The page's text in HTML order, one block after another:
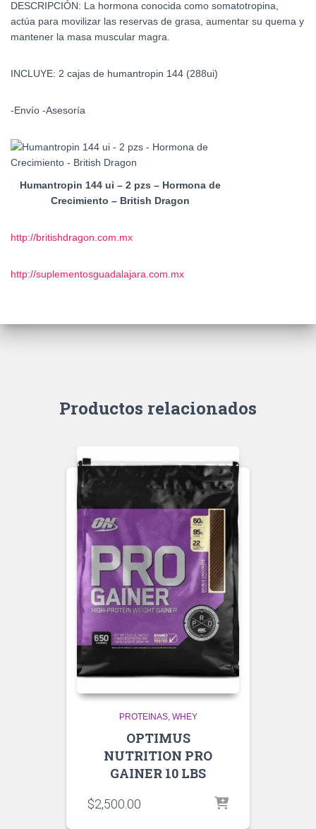
DESCRIPCIÓN: La hormona conocida como somatotropina,
actúa para movilizar las reservas de grasa, aumentar su quema y
mantener la masa muscular magra.
INCLUYE: 2 cajas de humantropin 144 (288ui)
-Envío -Asesoría
Humantropin 144 ui – 2 pzs – Hormona de
Crecimiento – British Dragon
http://britishdragon.com.mx
http://suplementosguadalajara.com.mx
Productos relacionados
PROTEINAS WHEY
OPTIMUS
NUTRITION PRO
GAINER 10 LBS
$2,500.00